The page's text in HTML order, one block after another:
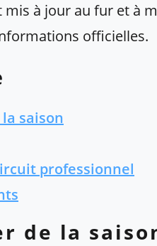
à jour au fur et à
officielles.
saison
professionnel
de la